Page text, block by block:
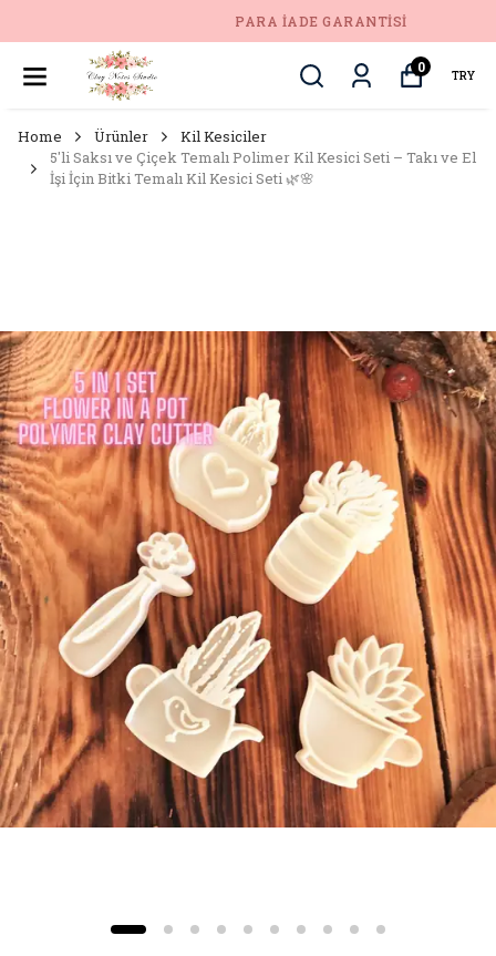
PARA İADE GARANTISI
0
TRY
Home Ürünler
Kil Kesiciler
5'li Saksı ve Çiçek Temalı Polimer Kil Kesici Seti – Takı ve El
İşi İçin Bitki Temalı Kil Kesici Seti 🌿🌸